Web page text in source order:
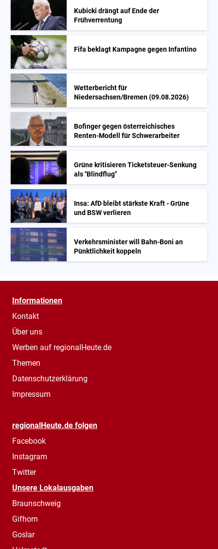
Kubicki drängt auf Ende der
Frühverrentung
Fifa beklagt Kampagne gegen Infantino
Wetterbericht für
Niedersachsen/Bremen (09.08.2026)
Bofinger gegen österreichisches
Renten-Modell für Schwerarbeiter
Grüne kritisieren Ticketsteuer-Senkung
als "Blindflug"
Insa: AfD bleibt stärkste Kraft - Grüne
und BSW verlieren
Verkehrsminister will Bahn-Boni an
Pünktlichkeit koppeln
Informationen
Kontakt
Über uns
Werben auf regionalHeute.de
Themen
Datenschutzerklärung
Impressum
regionalHeute.de folgen
Facebook
Instagram
Twitter
Unsere Lokalausgaben
Braunschweig
Gifhorn
Goslar